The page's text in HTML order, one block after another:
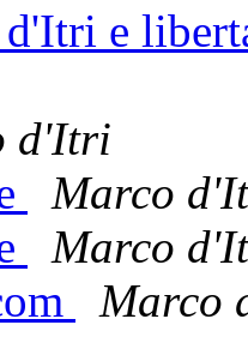
e
d'Itri
Marco
Marco
Marco